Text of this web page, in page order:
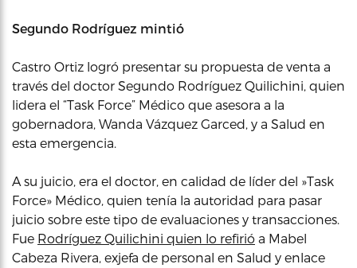
Segundo Rodríguez mintió
Castro Ortiz logró presentar su propuesta de venta a
través del doctor Segundo Rodríguez Quilichini, quien
lidera el “Task Force” Médico que asesora a la
gobernadora, Wanda Vázquez Garced, y a Salud en
esta emergencia.
A su juicio, era el doctor, en calidad de líder del »Task
Force» Médico, quien tenía la autoridad para pasar
juicio sobre este tipo de evaluaciones y transacciones.
Fue Rodríguez Quilichini quien lo refirió a Mabel
Cabeza Rivera, exjefa de personal en Salud y enlace